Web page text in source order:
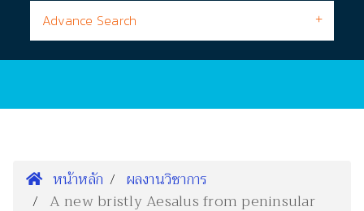
Advance Search
หน้าหลัก
ผลงานวิชาการ
A new bristly Aesalus from peninsular